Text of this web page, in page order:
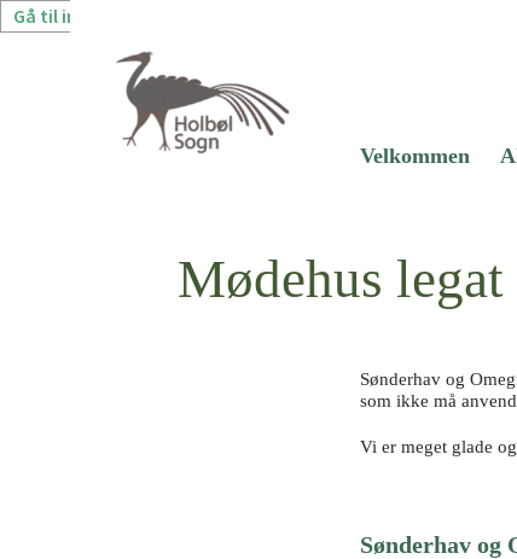
Gå til indhold
Velkommen
Mødehus legat
Sønderhav og
som ikke må
Vi er meget glade
Sønderhav og